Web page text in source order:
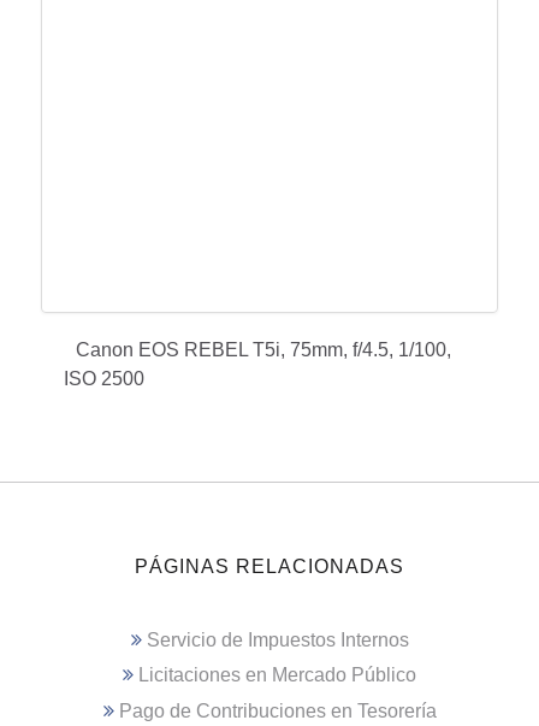
Canon EOS REBEL T5i, 75mm, f/4.5, 1/100,
ISO 2500
PÁGINAS RELACIONADAS
Servicio de Impuestos Internos
Licitaciones en Mercado Público
Pago de Contribuciones en Tesorería